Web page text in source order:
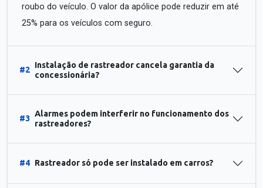
roubo do veículo. O valor da apólice pode reduzir em até
25% para os veículos com seguro.
#2
Instalação de rastreador cancela garantia da
concessionária?
#3
Alarmes podem interferir no funcionamento dos
rastreadores?
#4 Rastreador só pode ser instalado em carros?